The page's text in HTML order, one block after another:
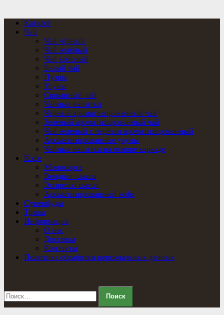
Каталог
Чай
Чай чёрный
Чай зелёный
Чай красный
Белый чай
Пуэры
Улуны
Связанный чай
Чайные напитки
Черный ароматизированный чай
Зеленый ароматизированный чай
Чай зеленый с черным ароматизированный
Ароматизированные улуны
Чайные напитки на основе каркаде
Кофе
Моносорта
Вендинг-смеси
Эспрессо-смеси
Ароматизированный кофе
Суперфуды
Травы
Информация
О нас
Доставка
Контакты
Политика обработки персональных данных
Найти: